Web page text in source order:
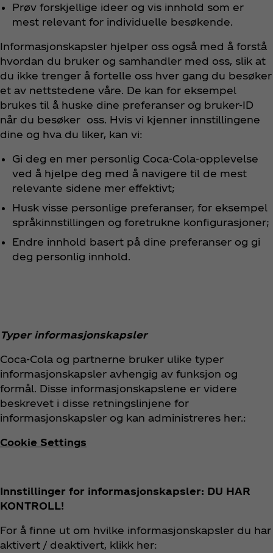
Prøv forskjellige ideer og vis innhold som er
mest relevant for individuelle besøkende.
Informasjonskapsler hjelper oss også med å forstå
hvordan du bruker og samhandler med oss, slik at
du ikke trenger å fortelle oss hver gang du besøker
et av nettstedene våre. De kan for eksempel
brukes til å huske dine preferanser og bruker-ID
når du besøker oss. Hvis vi kjenner innstillingene
dine og hva du liker, kan vi:
Gi deg en mer personlig Coca‑Cola-opplevelse
ved å hjelpe deg med å navigere til de mest
relevante sidene mer effektivt;
Husk visse personlige preferanser, for eksempel
språkinnstillingen og foretrukne konfigurasjoner;
Endre innhold basert på dine preferanser og gi
deg personlig innhold.
Typer informasjonskapsler
Coca‑Cola og partnerne bruker ulike typer
informasjonskapsler avhengig av funksjon og
formål. Disse informasjonskapslene er videre
beskrevet i disse retningslinjene for
informasjonskapsler og kan administreres her.:
Cookie Settings
Innstillinger for informasjonskapsler: DU HAR
KONTROLL!
For å finne ut om hvilke informasjonskapsler du har
aktivert / deaktivert, klikk her: